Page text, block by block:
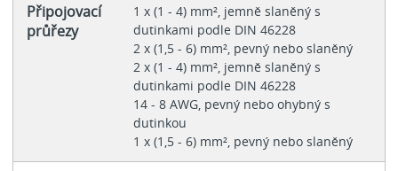
Připojovací
průřezy
1 x (1 - 4) mm², jemně slaněný s
dutinkami podle DIN 46228
2 x (1,5 - 6) mm², pevný nebo slaněný
2 x (1 - 4) mm², jemně slaněný s
dutinkami podle DIN 46228
14 - 8 AWG, pevný nebo ohybný s
dutinkou
1 x (1,5 - 6) mm², pevný nebo slaněný